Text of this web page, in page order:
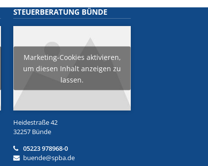
STEUERBERATUNG BÜNDE
Marketing-Cookies aktivieren,
um diesen Inhalt anzeigen zu
lassen.
Heidestraße 42
32257 Bünde
05223 978968-0
buende@spba.de